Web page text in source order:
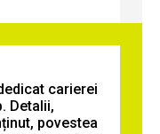
carierei
Detalii,
povestea